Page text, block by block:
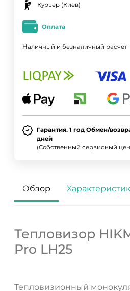
Курьер (Киев)
Оплата
Наличный и безналичный расчет
Гарантия. 1 год Обмен/
дней
(Собственный сервисный
Обзор
Тепловизор
Pro LH25
Тепловизионный